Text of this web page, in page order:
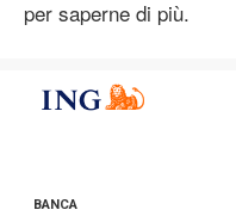
per saperne di più.
BANCA